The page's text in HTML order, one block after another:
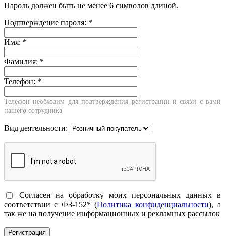
Пароль должен быть не менее 6 символов длиной.
Подтверждение пароля: *
Имя: *
Фамилия: *
Телефон: *
Телефон необходим для подтверждения регистрации и связи с вами
нашего сотрудника
Вид деятельности:
Согласен на обработку моих персональных данных в
соответствии с ФЗ-152* (Политика конфиденциальности), а
так же на получение информационных и рекламных рассылок